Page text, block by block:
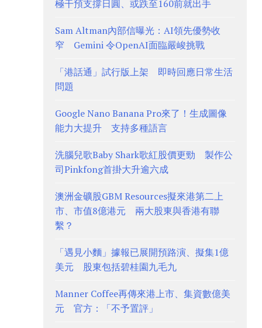
極干預支撐日圓、或跌至160前就出手
Sam Altman內部信曝光：AI領先優勢收
窄 Gemini 令OpenAI面臨嚴峻挑戰
「港話通」試行版上架 即時回應日常生活
問題
Google Nano Banana Pro來了！生成圖像
能力大提升 支持多種語言
洗腦兒歌Baby Shark歌紅股價更勁 製作公
司Pinkfong首掛大升逾六成
澳洲金礦股GBM Resources擬來港第二上
市、市值8億港元 兩大股東與香港有聯
繫？
「遇見小麵」據報已展開預路演、擬集1億
美元 股東包括碧桂園九毛九
Manner Coffee再傳來港上市、集資數億美
元 官方：「不予置評」